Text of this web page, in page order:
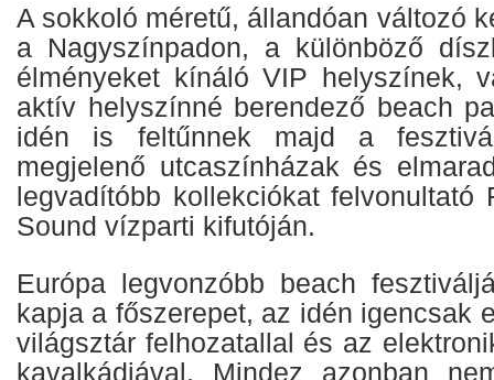
A sokkoló méretű, állandóan változó
a Nagyszínpadon, a különböző
élményeket kínáló VIP helyszínek,
aktív helyszínné berendező beach
idén is feltűnnek majd a
megjelenő utcaszínházak és
legvadítóbb kollekciókat felvonultató
Sound vízparti kifutóján.
Európa legvonzóbb beach
kapja a főszerepet, az idén igencsak
világsztár felhozatallal és az
kavalkádjával. Mindez azonban